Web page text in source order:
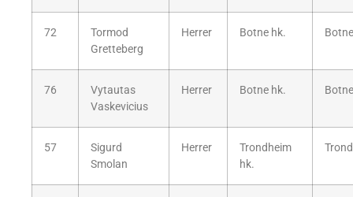
72
Tormod
Gretteberg
Herrer Botne hk.
76
Vytautas
Vaskevicius
Herrer Botne hk.
57
Sigurd
Smolan
Herrer
Trondheim
hk.